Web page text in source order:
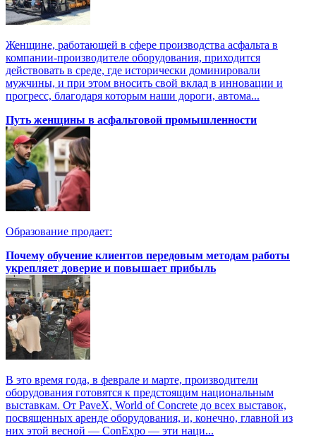
Женщине, работающей в сфере производства асфальта в
компании-производителе оборудования, приходится
действовать в среде, где исторически доминировали
мужчины, и при этом вносить свой вклад в инновации и
прогресс, благодаря которым наши дороги, автома...
Путь женщины в асфальтовой промышленности
Образование продает:
Почему обучение клиентов передовым методам работы
укрепляет доверие и повышает прибыль
В это время года, в феврале и марте, производители
оборудования готовятся к предстоящим национальным
выставкам. От PaveX, World of Concrete до всех выставок,
посвященных аренде оборудования, и, конечно, главной из
них этой весной — ConExpo — эти наци...